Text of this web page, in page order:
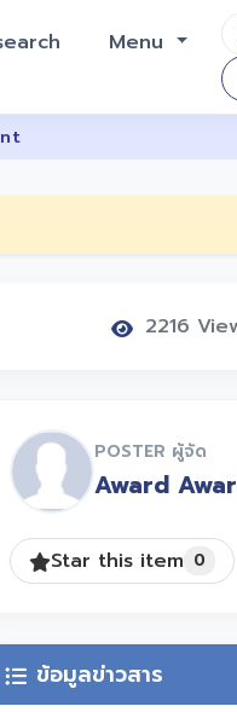
Menu
2216
POSTER ผู้จัด
Award
Star this item 0
ข้อมูลข่าวสาร